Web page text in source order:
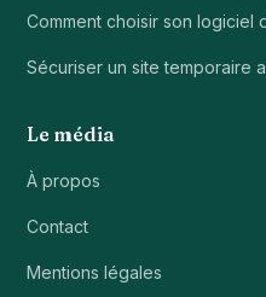
Comment choisir son logiciel
Sécuriser un site temporaire
Le média
À propos
Contact
Mentions légales